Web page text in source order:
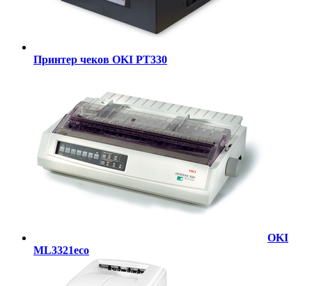
Принтер чеков OKI PT330
OKI
ML3321eco